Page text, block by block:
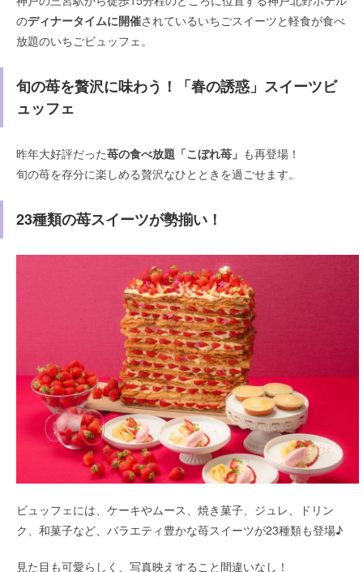
のディナータイムに開催されているいちごスイーツと軽食が食べ
放題のいちごビュッフェ。
旬の苺を贅沢に味わう！「春の誘惑」スイーツビ
ュッフェ
昨年大好評だった苺の食べ放題「こぼれ苺」 も再登場！
旬の苺を存分に楽しめる贅沢なひとときを過ごせます。
23種類の苺スイーツが勢揃い！
ビュッフェには、ケーキやムース、焼き菓子、ジュレ、ドリン
ク、和菓子など、バラエティ豊かな苺スイーツが23種類も登場♪
見た目も可愛らしく、写真映えすること間違いなし！